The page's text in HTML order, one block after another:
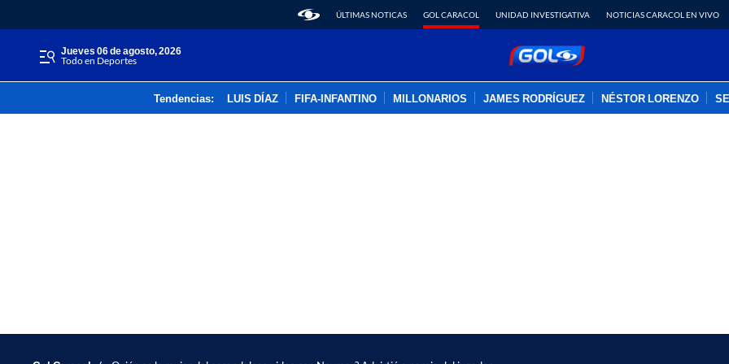
ÚLTIMAS NOTICAS GOL CARACOL UNIDAD INVESTIGATIVA NOTICIAS CARACOL EN VIVO
jueves 06 de agosto, 2026
Todo en Deportes
Tendencias: LUIS DÍAZ FIFA-INFANTINO MILLONARIOS JAMES RODRÍGUEZ NÉSTOR LORENZO